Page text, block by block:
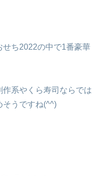
せち2022の中で1番豪華
系やくら寿司ならでは
そうですね(^^)